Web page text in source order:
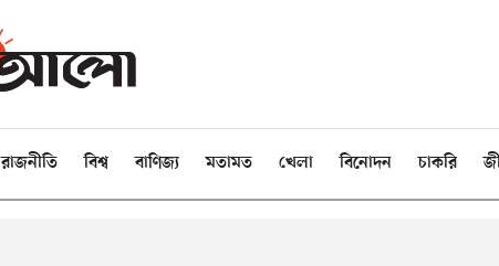
রাজনীতি বিশ্ব বাণিজ্য মতামত খেলা বিনোদন চাকরি